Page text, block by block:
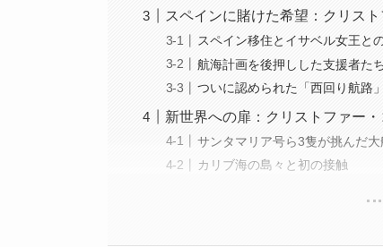
スペインに賭けた希望：クリス
スペイン移住とイサベル女王と
航海計画を後押しした支援者た
ついに認められた「西回り航路
新世界への扉：クリストファー
サンタマリア号ら3隻が挑んだ大
カリブ海の島々と初の接触